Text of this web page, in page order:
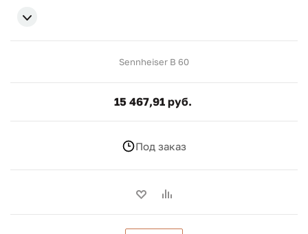
Sennheiser B 60
15 467,91 руб.
Под заказ